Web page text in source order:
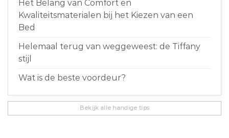
Het Belang van Comfort en
Kwaliteitsmaterialen bij het Kiezen van een
Bed
Helemaal terug van weggeweest: de Tiffany
stijl
Wat is de beste voordeur?
Bekijk alle handige tips